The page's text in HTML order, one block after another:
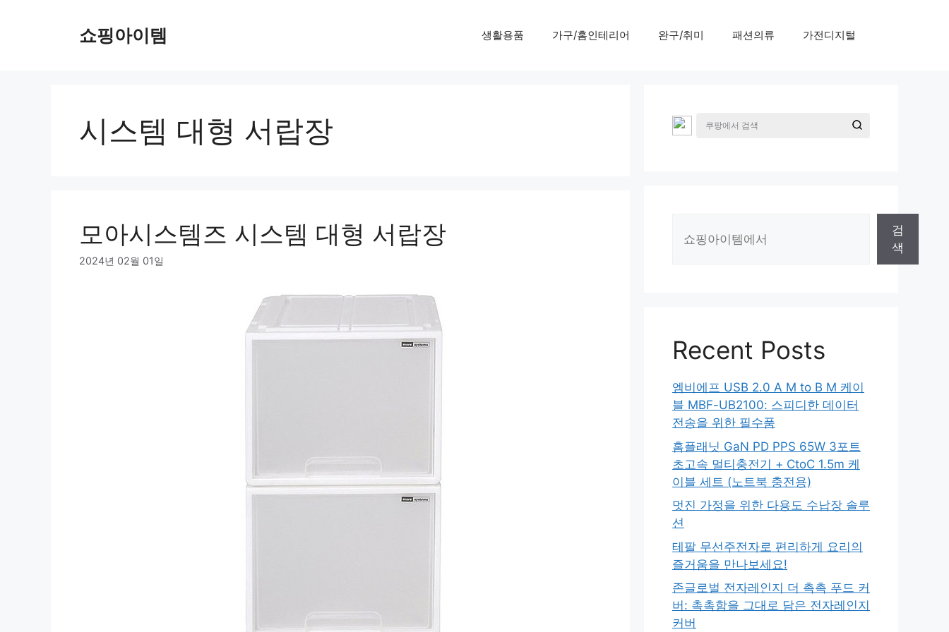
쇼핑아이템 생활용품 가구/홈인테리어 완구/취미 패션의류 가전디지털
시스템 대형 서랍장
모아시스템즈 시스템 대형 서랍장
2024년 02월 01일
검
색
Recent Posts
엠비에프 USB 2.0 A M to B M 케이
블 MBF-UB2100: 스피디한 데이터
전송을 위한 필수품
홈플래닛 GaN PD PPS 65W 3포트
초고속 멀티충전기 + CtoC 1.5m 케
이블 세트 (노트북 충전용)
멋진 가정을 위한 다용도 수납장 솔루
션
테팔 무선주전자로 편리하게 요리의
즐거움을 만나보세요!
존글로벌 전자레인지 더 촉촉 푸드 커
버: 촉촉함을 그대로 담은 전자레인지
커버